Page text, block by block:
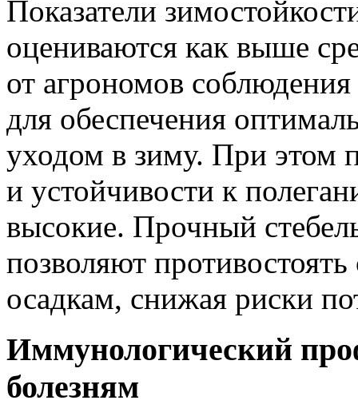
Показатели
оцениваются как выше
от агрономов
для обеспечения
уходом в зиму. При этом
и устойчивости к
высокие. Прочный
позволяют
осадкам, снижая риски
Иммунологический
болезням